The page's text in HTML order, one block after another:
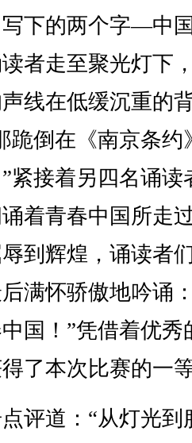
下的两个字—中
者走至聚光灯下
线在低缓沉重的
跪倒在《南京条约
紧接着另四名诵读
着青春中国所走
到辉煌，诵读者
满怀骄傲地吟诵
国！”凭借着优秀
了本次比赛的一
道：“从灯光到